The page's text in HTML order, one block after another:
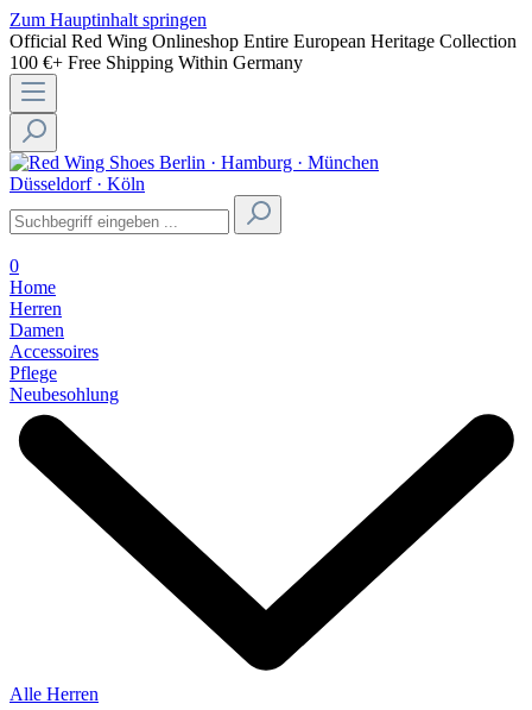
Zum Hauptinhalt springen
Official Red Wing Onlineshop Entire European Heritage Collection
100 €+ Free Shipping Within Germany
Berlin · Hamburg · München
Düsseldorf · Köln
0
Home
Herren
Damen
Accessoires
Pflege
Neubesohlung
Alle Herren